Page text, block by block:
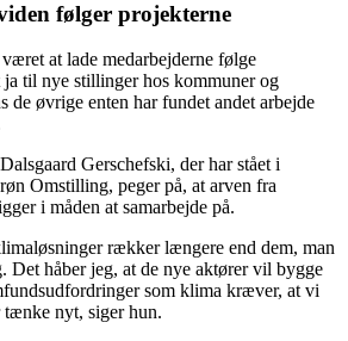
følger projekterne
at lade medarbejderne følge
ja til nye stillinger hos kommuner og
de øvrige enten har fundet andet arbejde
Gerschefski, der har stået i
Omstilling, peger på, at arven fra
i måden at samarbejde på.
rækker længere end dem, man
Det håber jeg, at de nye aktører vil bygge
som klima kræver, at vi
tænke nyt, siger hun.